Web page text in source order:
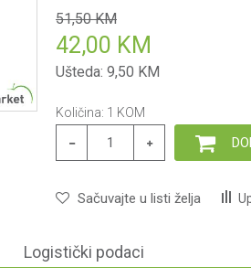
51,50 KM
42,00 KM
Ušteda: 9,50 KM
Količina: 1 KOM
Sačuvajte u listi želja
Logistički podaci